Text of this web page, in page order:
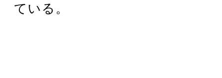
ている。